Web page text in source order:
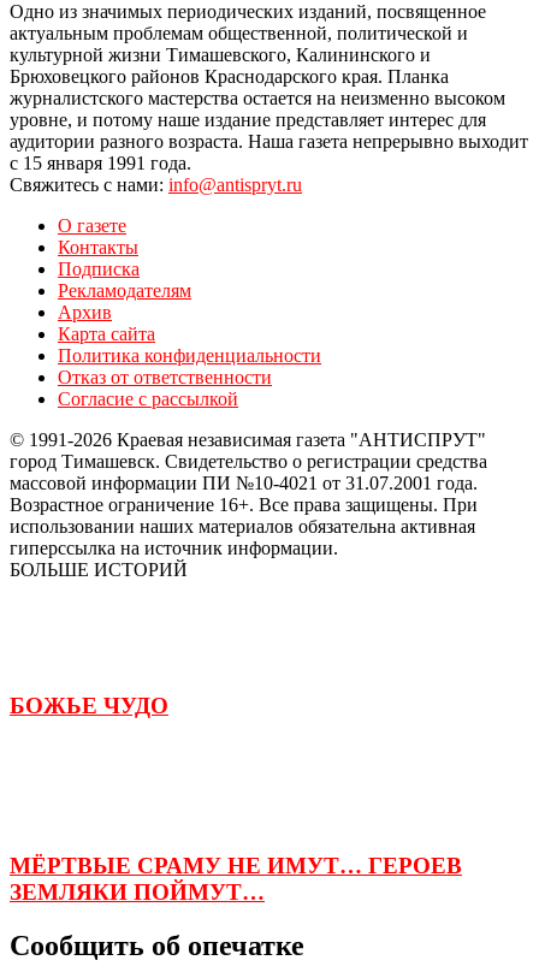
Одно из значимых периодических изданий, посвященное
актуальным проблемам общественной, политической и
культурной жизни Тимашевского, Калининского и
Брюховецкого районов Краснодарского края. Планка
журналистского мастерства остается на неизменно высоком
уровне, и потому наше издание представляет интерес для
аудитории разного возраста. Наша газета непрерывно выходит
с 15 января 1991 года.
Свяжитесь с нами: info@antispryt.ru
О газете
Контакты
Подписка
Рекламодателям
Архив
Карта сайта
Политика конфиденциальности
Отказ от ответственности
Согласие с рассылкой
© 1991-2026 Краевая независимая газета "АНТИСПРУТ"
город Тимашевск. Свидетельство о регистрации средства
массовой информации ПИ №10-4021 от 31.07.2001 года.
Возрастное ограничение 16+. Все права защищены. При
использовании наших материалов обязательна активная
гиперссылка на источник информации.
БОЛЬШЕ ИСТОРИЙ
БОЖЬЕ ЧУДО
МЁРТВЫЕ СРАМУ НЕ ИМУТ… ГЕРОЕВ
ЗЕМЛЯКИ ПОЙМУТ…
Сообщить об опечатке